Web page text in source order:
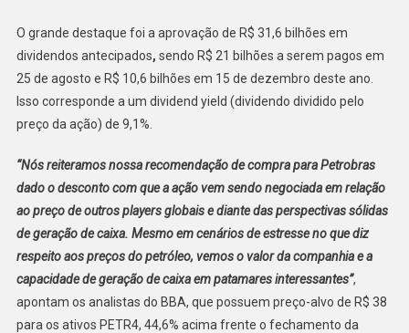
O grande destaque foi a aprovação de R$ 31,6 bilhões em
dividendos antecipados, sendo R$ 21 bilhões a serem pagos em
25 de agosto e R$ 10,6 bilhões em 15 de dezembro deste ano.
Isso corresponde a um dividend yield (dividendo dividido pelo
preço da ação) de 9,1%.
“Nós reiteramos nossa recomendação de compra para Petrobras
dado o desconto com que a ação vem sendo negociada em relação
ao preço de outros players globais e diante das perspectivas sólidas
de geração de caixa. Mesmo em cenários de estresse no que diz
respeito aos preços do petróleo, vemos o valor da companhia e a
capacidade de geração de caixa em patamares interessantes”,
apontam os analistas do BBA, que possuem preço-alvo de R$ 38
para os ativos PETR4, 44,6% acima frente o fechamento da